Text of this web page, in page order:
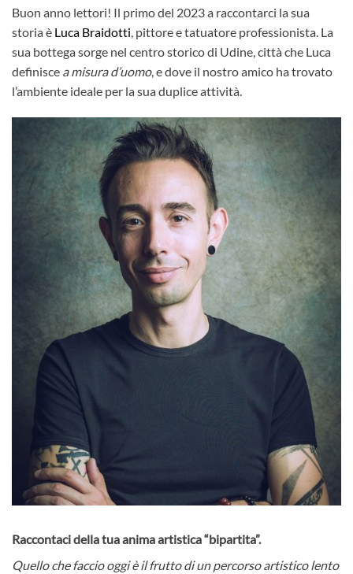
Buon anno lettori! Il primo del 2023 a raccontarci la sua
storia è Luca Braidotti, pittore e tatuatore professionista. La
sua bottega sorge nel centro storico di Udine, città che Luca
definisce a misura d’uomo, e dove il nostro amico ha trovato
l’ambiente ideale per la sua duplice attività.
Raccontaci della tua anima artistica “bipartita”.
Quello che faccio oggi è il frutto di un percorso artistico lento